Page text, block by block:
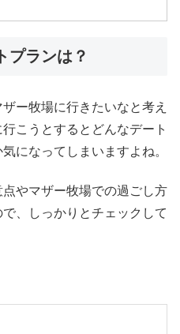
プランは？
ー牧場に行きたいなと考え
こうとするとどんなデート
になってしまいますよね。
やマザー牧場での過ごし方
、しっかりとチェックして